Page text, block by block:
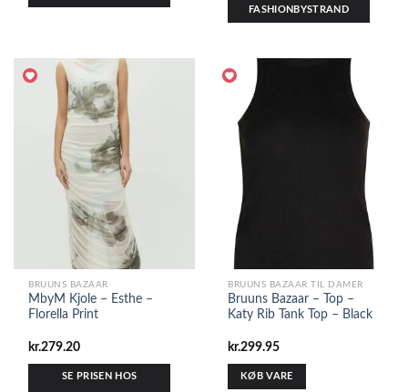
FASHIONBYSTRAND
BRUUNS BAZAAR
MbyM Kjole – Esthe –
Florella Print
kr.279.20
SE PRISEN HOS
BRUUNS BAZAAR TIL DAMER
Bruuns Bazaar – Top –
Katy Rib Tank Top – Black
kr.299.95
KØB VARE